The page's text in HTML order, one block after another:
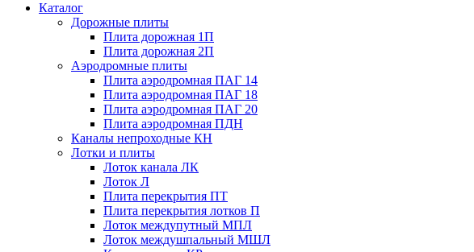
Каталог
Дорожные плиты
Плита дорожная 1П
Плита дорожная 2П
Аэродромные плиты
Плита аэродромная ПАГ 14
Плита аэродромная ПАГ 18
Плита аэродромная ПАГ 20
Плита аэродромная ПДН
Каналы непроходные КН
Лотки и плиты
Лоток канала ЛК
Лоток Л
Плита перекрытия ПТ
Плита перекрытия лотков П
Лоток междупутный МПЛ
Лоток междушпальный МШЛ